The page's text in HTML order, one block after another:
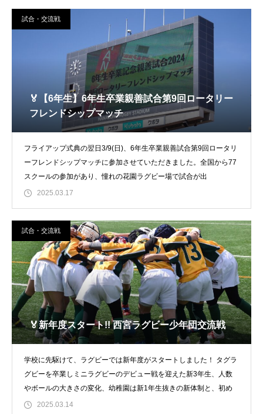
試合・交流戦
🏅【6年生】6年生卒業親善試合第9回ロータリー
フレンドシップマッチ
フライアップ式典の翌日3/9(日)、6年生卒業親善試合第9回ロータリ
ーフレンドシップマッチに参加させていただきました。全国から77
スクールの参加があり、憧れの花園ラグビー場で試合が出
2025.03.17
試合・交流戦
🏅新年度スタート!! 西宮ラグビー少年団交流戦
学校に先駆けて、ラグビーでは新年度がスタートしました！ タグラ
グビーを卒業しミニラグビーのデビュー戦を迎えた新3年生、人数
やボールの大きさの変化、幼稚園は新1年生抜きの新体制と、初め
2025.03.14